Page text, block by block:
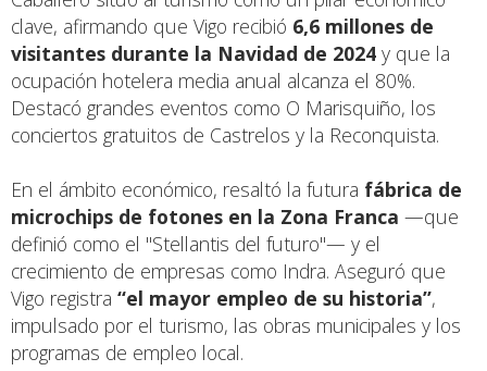
clave, afirmando que Vigo recibió 6,6 millones de
visitantes durante la Navidad de 2024 y que la
ocupación hotelera media anual alcanza el 80%.
Destacó grandes eventos como O Marisquiño, los
conciertos gratuitos de Castrelos y la Reconquista.
En el ámbito económico, resaltó la futura fábrica de
microchips de fotones en la Zona Franca —que
definió como el "Stellantis del futuro"— y el
crecimiento de empresas como Indra. Aseguró que
Vigo registra “el mayor empleo de su historia”,
impulsado por el turismo, las obras municipales y los
programas de empleo local.